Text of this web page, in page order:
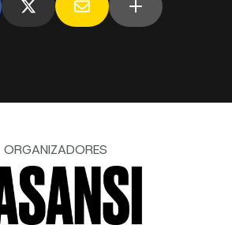
ORGANIZADORES